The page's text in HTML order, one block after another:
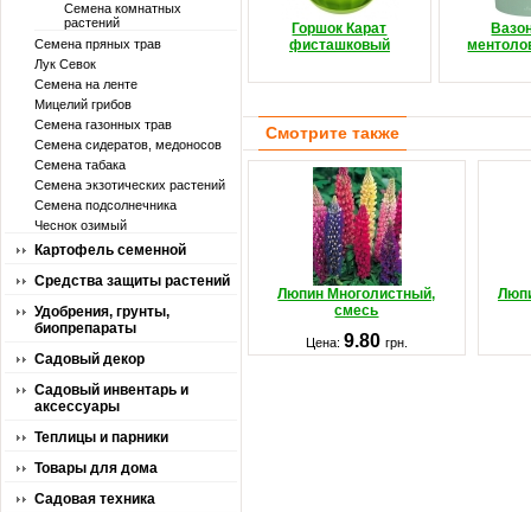
Семена комнатных
растений
Семена пряных трав
Лук Севок
Семена на ленте
Мицелий грибов
Семена газонных трав
Семена сидератов, медоносов
Семена табака
Семена экзотических растений
Семена подсолнечника
Чеснок озимый
Картофель семенной
Средства защиты растений
Удобрения, грунты,
биопрепараты
Садовый декор
Садовый инвентарь и
аксессуары
Теплицы и парники
Товары для дома
Садовая техника
Горшок Карат
фисташковый
Смотрите также
Люпин Многолистный,
смесь
Цена: 9.80 грн.